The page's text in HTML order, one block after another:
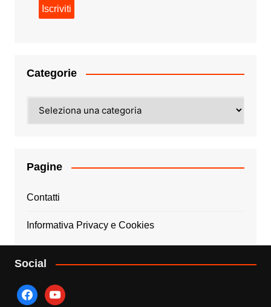
Categorie
Pagine
Contatti
Informativa Privacy e Cookies
Social
facebookyoutube